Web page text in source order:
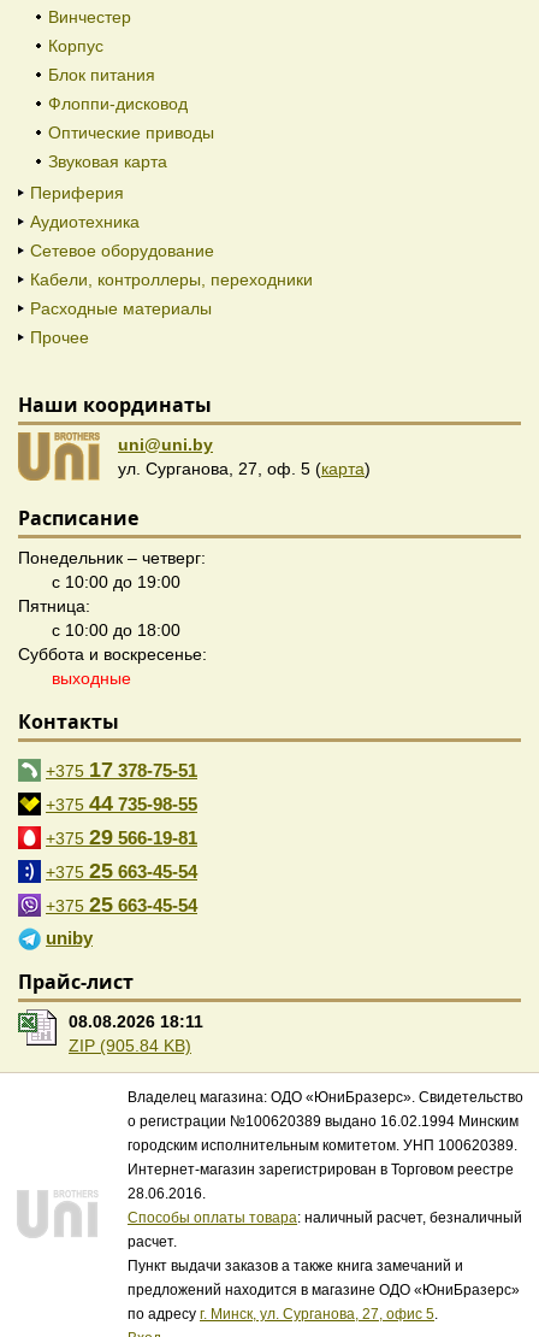
Винчестер
Корпус
Блок питания
Флоппи-дисковод
Оптические приводы
Звуковая карта
Периферия
Аудиотехника
Сетевое оборудование
Кабели, контроллеры, переходники
Расходные материалы
Прочее
Наши координаты
uni@uni.by
ул. Сурганова, 27, оф. 5 (карта)
Расписание
Понедельник – четверг:
с 10:00 до 19:00
Пятница:
с 10:00 до 18:00
Суббота и воскресенье:
выходные
Контакты
+375 17 378-75-51
+375 44 735-98-55
+375 29 566-19-81
+375 25 663-45-54
+375 25 663-45-54
uniby
Прайс-лист
08.08.2026 18:11
ZIP (905.84 KB)
Владелец магазина: ОДО «ЮниБразерс». Свидетельство
о регистрации №100620389 выдано 16.02.1994 Минским
городским исполнительным комитетом. УНП 100620389.
Интернет-магазин зарегистрирован в Торговом реестре
28.06.2016.
Способы оплаты товара: наличный расчет, безналичный
расчет.
Пункт выдачи заказов а также книга замечаний и
предложений находится в магазине ОДО «ЮниБразерс»
по адресу г. Минск, ул. Сурганова, 27, офис 5.